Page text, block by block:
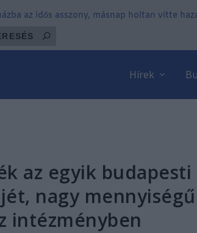
az idős asszony, másnap holtan vitte
Hírek
az egyik budapesti
nagy
intézményben